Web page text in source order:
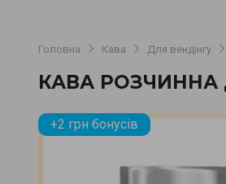
Головна Кава Для вендінгу
КАВА РОЗЧИННА
+2 грн бонусів